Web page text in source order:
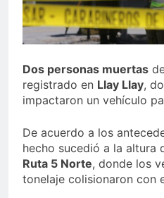
Dos personas muertas
registrado en Llay Llay,
impactaron un vehículo
De acuerdo a los
hecho sucedió a la altura
Ruta 5 Norte, donde los
tonelaje colisionaron con